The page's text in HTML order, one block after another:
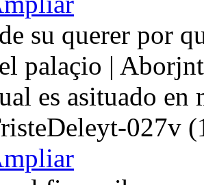
su querer por
palaçio |
es asituado
027v